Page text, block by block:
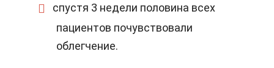
спустя 3 недели половина всех
пациентов почувствовали
облегчение.